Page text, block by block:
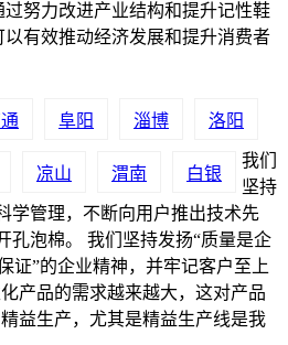
努力改进产业结构和提升记性鞋
有效推动经济发展和提升消费者
阜阳 淄博 洛阳
凉山 渭南 白银
我们
坚持
学管理，不断向用户推出技术先
孔泡棉。 我们坚持发扬“质量是企
证”的企业精神，并牢记客户至上
产品的需求越来越大，这对产品
益生产，尤其是精益生产线是我